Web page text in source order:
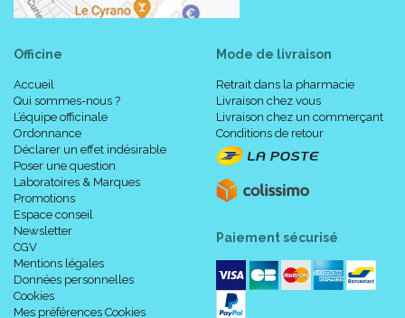
Officine
Accueil
Qui sommes-nous ?
L’équipe officinale
Ordonnance
Déclarer un effet indésirable
Poser une question
Laboratoires & Marques
Promotions
Espace conseil
Newsletter
CGV
Mentions légales
Données personnelles
Cookies
Mes préférences Cookies
Mode de livraison
Retrait dans la pharmacie
Livraison chez vous
Livraison chez un commerçant
Conditions de retour
Paiement sécurisé